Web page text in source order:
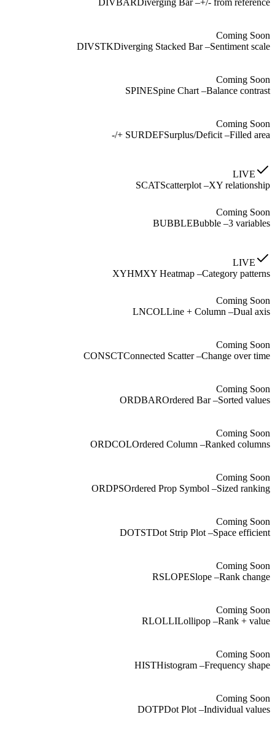
Coming Soon
DIVSTKDiverging Stacked Bar–Sentiment scale
Coming Soon
SPINESpine Chart –Balance contrast
Coming Soon
SURDEFSurplus/Deficit –Filled area +/-
LIVE
SCATScatterplot –XY relationship
Coming Soon
BUBBLEBubble –3 variables
LIVE
XYHMXY Heatmap –Category patterns
Coming Soon
LNCOLLine + Column –Dual axis
Coming Soon
CONSCTConnected Scatter–Change over time
Coming Soon
ORDBAROrdered Bar–Sorted values
Coming Soon
ORDCOLOrdered Column –Ranked columns
Coming Soon
ORDPSOrdered Prop Symbol –Sized ranking
Coming Soon
DOTSTDot Strip Plot –Space efficient
Coming Soon
RSLOPESlope –Rank change
Coming Soon
RLOLLILollipop –Rank + value
Coming Soon
HISTHistogram –Frequency shape
Coming Soon
DOTPDot Plot –Individual values